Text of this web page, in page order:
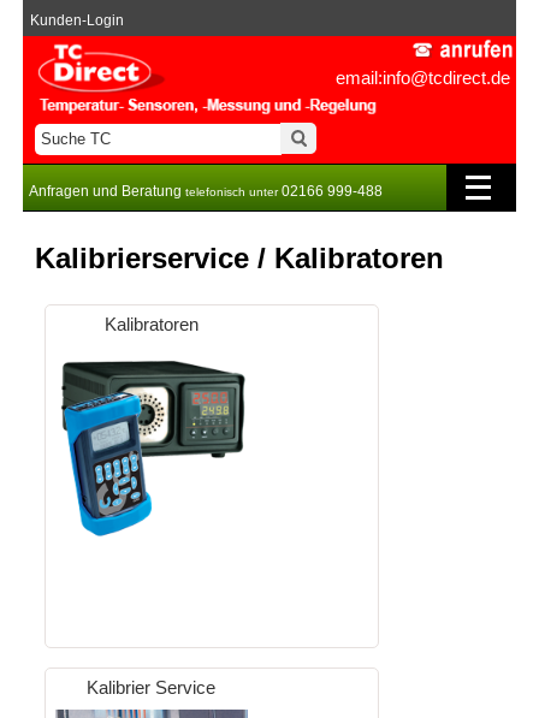
email:info@tcdirect.de
Kunden-Login
Anfragen und Beratung telefonisch unter02166 999-488
Kalibrierservice / Kalibratoren
Kalibratoren
Kalibrier Service